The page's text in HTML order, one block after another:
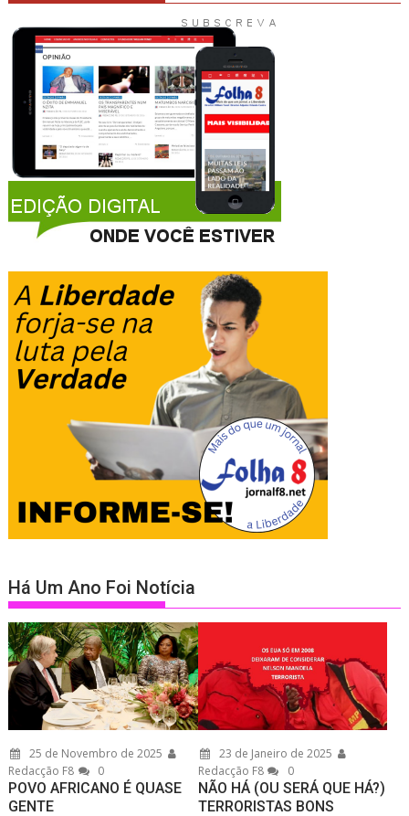
Há Um Ano Foi Notícia
25 de Novembro de 2025
Redacção F8
0
POVO AFRICANO É QUASE
GENTE
23 de Janeiro de 2025
Redacção F8
0
NÃO HÁ (OU SERÁ QUE HÁ?)
TERRORISTAS BONS